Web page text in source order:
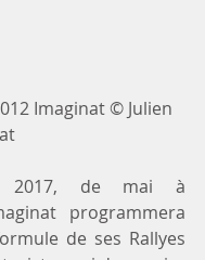
Imaginat © Julien
2017, de mai à
programmera
de ses Rallyes